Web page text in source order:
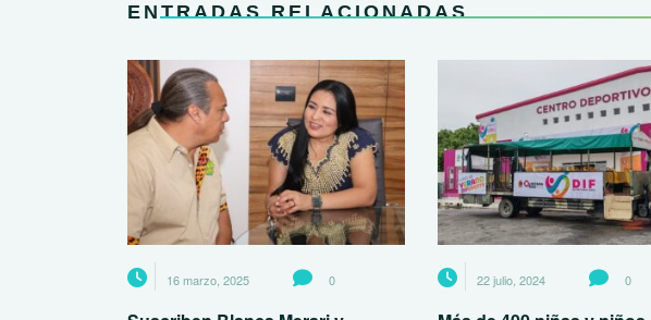
ENTRADAS RELACIONADAS
16 marzo, 2025 0 22 julio, 2024 0